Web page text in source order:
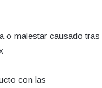
o malestar causado tras
con las